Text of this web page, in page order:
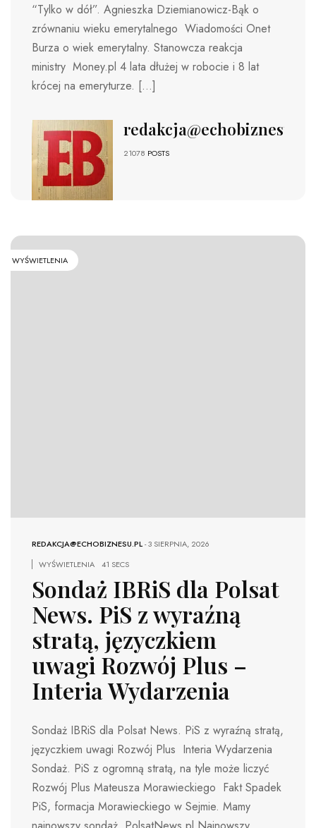
“Tylko w dół”. Agnieszka Dziemianowicz-Bąk o
zrównaniu wieku emerytalnego Wiadomości Onet
Burza o wiek emerytalny. Stanowcza reakcja
ministry Money.pl 4 lata dłużej w robocie i 8 lat
krócej na emeryturze. […]
redakcja@echobiznesu.pl
21078 POSTS
WYŚWIETLENIA
REDAKCJA@ECHOBIZNESU.PL-3 SIERPNIA, 2026
WYŚWIETLENIA
41 SECS
Sondaż IBRiS dla Polsat
News. PiS z wyraźną
stratą, języczkiem
uwagi Rozwój Plus –
Interia Wydarzenia
Sondaż IBRiS dla Polsat News. PiS z wyraźną stratą,
języczkiem uwagi Rozwój Plus Interia Wydarzenia
Sondaż. PiS z ogromną stratą, na tyle może liczyć
Rozwój Plus Mateusza Morawieckiego Fakt Spadek
PiS, formacja Morawieckiego w Sejmie. Mamy